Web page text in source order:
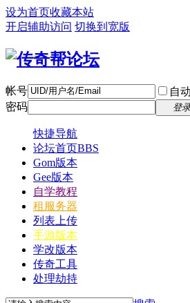
设为首页收藏本站
开启辅助访问 切换到宽版
帐号 自
密码
登录
快捷导航
论坛首页BBS
Gom版本
Gee版本
自学教程
租服务器
列表上传
手游版本
学改版本
传奇工具
处理劫持